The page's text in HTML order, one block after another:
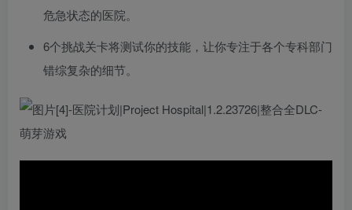
危急状态的医院。
6个挑战关卡将测试你的技能，让你专注于各个专科部门
错综复杂的细节。